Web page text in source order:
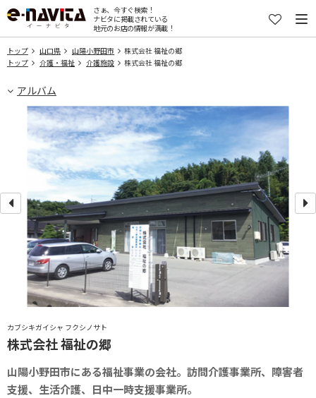
さぁ、今すぐ検索！
ナビタに掲載されている
地元のお店の情報が満載！
トップ 山口県 山陽小野田市
株式会社 福祉の郷
トップ
介護・福祉 介護施設 株式会社 福祉の郷
アルバム
カブシキガイシャ フクシノサト
株式会社 福祉の郷
山陽小野田市にある福祉事業の会社。訪問介護事業所、障害者
支援、生活介護、日中一時支援事業所。